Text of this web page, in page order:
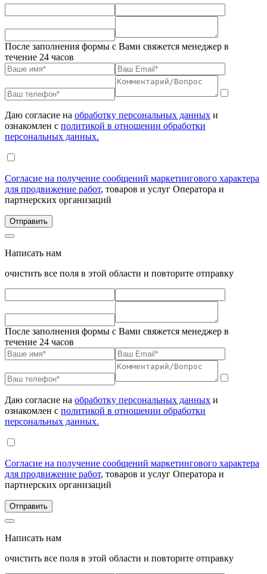
После заполнения формы с Вами свяжется менеджер в
течение 24 часов
Даю согласие на обработку персональных данных и
ознакомлен с политикой в отношении обработки
персональных данных.
Согласие на получение сообщений маркетингового характера
для продвижение работ, товаров и услуг Оператора и
партнерских организаций
Написать нам
очистить все поля в этой области и повторите отправку
После заполнения формы с Вами свяжется менеджер в
течение 24 часов
Даю согласие на обработку персональных данных и
ознакомлен с политикой в отношении обработки
персональных данных.
Согласие на получение сообщений маркетингового характера
для продвижение работ, товаров и услуг Оператора и
партнерских организаций
Написать нам
очистить все поля в этой области и повторите отправку